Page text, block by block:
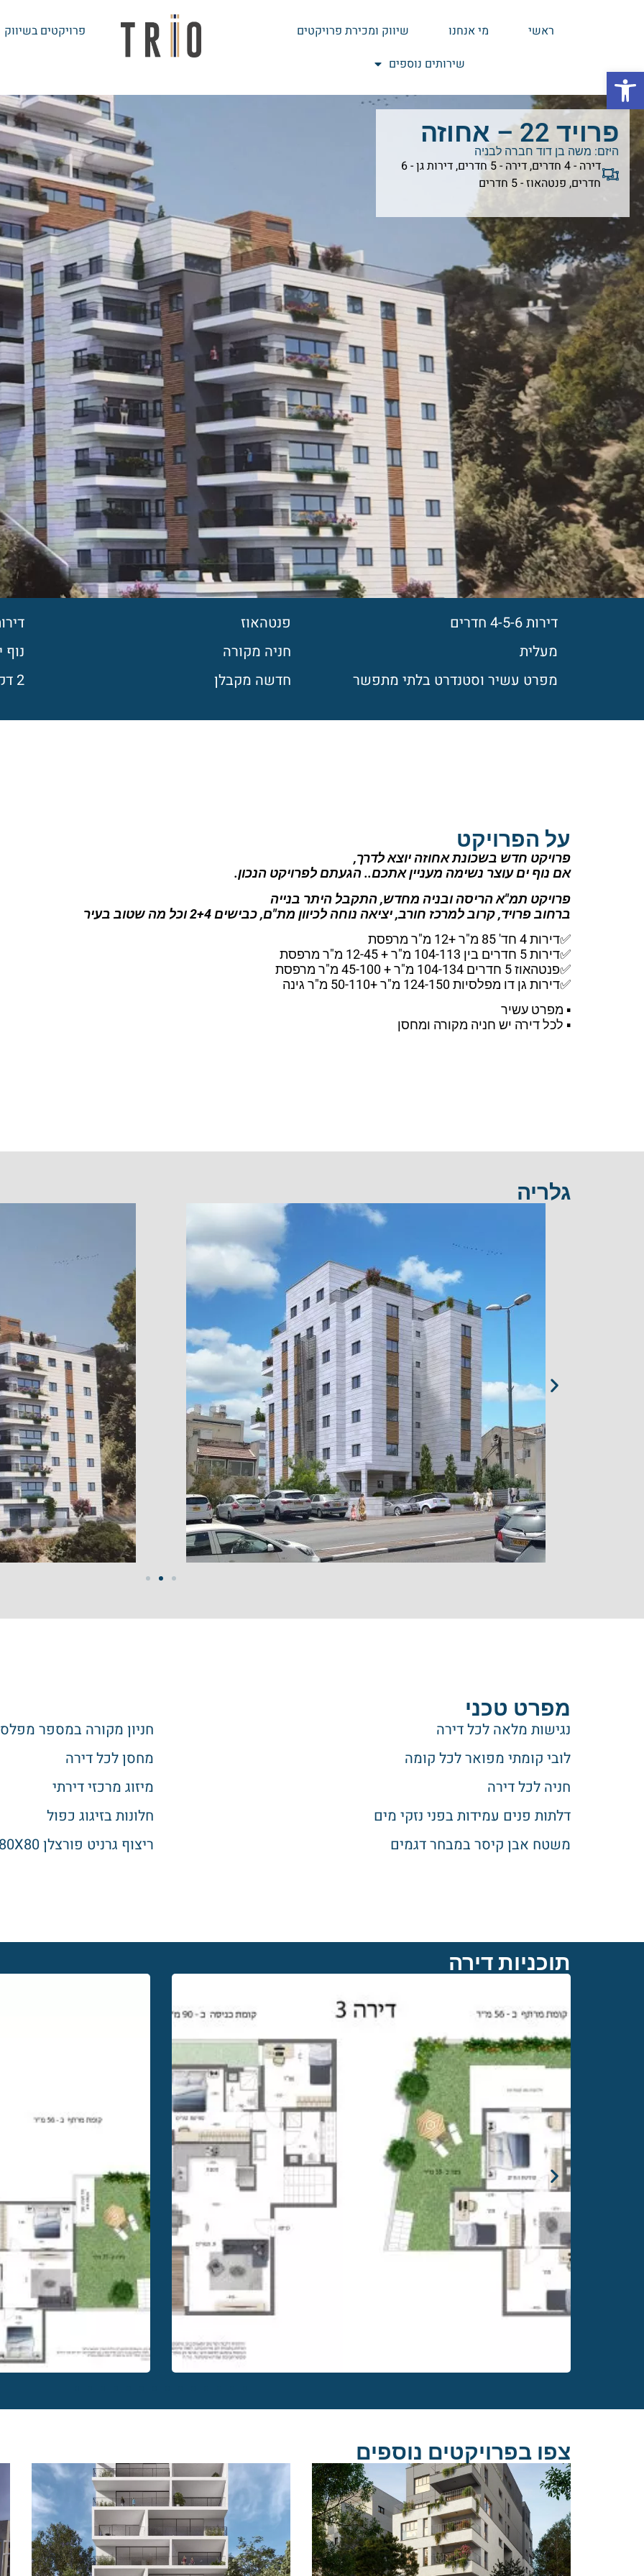
פתח סרגל נגישות
ראשי מי אנחנו
שיווק ומכירת פרויקטים
שירותים נוספים
פרויקטים בשיווק
פרויד 22 – אחוזה
היזם: משה בן דוד חברה לבניה
דירה - 4 חדרים ,דירה - 5 חדרים ,
דירות גן - 6
חדרים, פנטהאוז - 5 חדרים
דירות 4-5-6 חדרים פנטהאוז
מעלית
חניה מקורה
נוף
מפרט עשיר וסטנדרט בלתי מתפשר
חדשה מקבלן 2 דק ממרכז חורב
על הפרויקט
פרויקט חדש בשכונת אחוזה יוצא לדרך,
אם נוף ים עוצר נשימה מעניין אתכם.. הגעתם לפרויקט הנכון.
פרויקט תמ"א הריסה ובניה מחדש, התקבל היתר בנייה
ברחוב פרויד, קרוב למרכז חורב, יציאה נוחה לכיוון מת"ם, כבישים 2+4 וכל מה שטוב בעיר
✅דירות 4 חד' 85 מ"ר +12 מ"ר מרפסת
✅דירות 5 חדרים בין 104-113 מ"ר + 12-45 מ"ר מרפסת
✅פנטהאוז 5 חדרים 104-134 מ"ר + 45-100 מ"ר מרפסת
✅דירות גן דו מפלסיות 124-150 מ"ר +50-110 מ"ר גינה
▪ מפרט עשיר
▪ לכל דירה יש חניה מקורה ומחסן
גלריה
מפרט טכני
נגישות מלאה לכל דירה
חניון מקורה במספר
לובי קומתי מפואר לכל קומה
מחסן לכל דירה
חניה לכל דירה
מיזוג מרכזי דירתי
דלתות פנים עמידות בפני נזקי מים
חלונות בזיגוג כפול
משטח אבן קיסר במבחר דגמים
ריצוף גרניט פורצלן 80X80
תוכניות דירה
צפו בפרויקטים נוספים